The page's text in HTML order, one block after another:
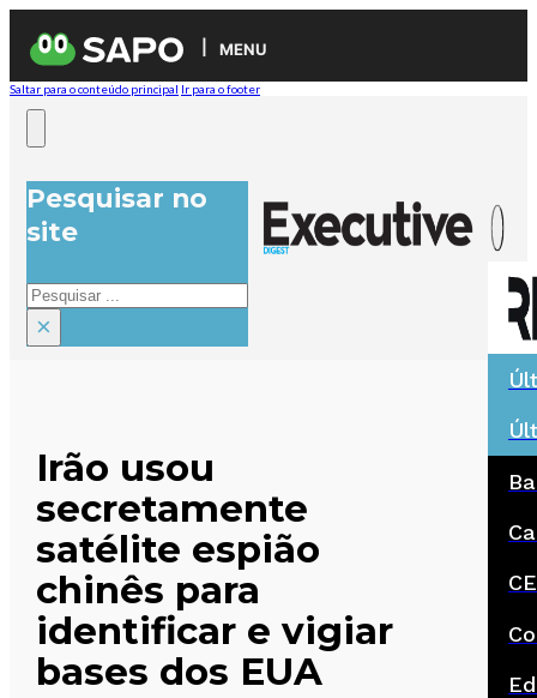
MENU
Saltar para o conteúdo principal Ir para o footer
Pesquisar no
site
Pesquisar
×
Irão usou
secretamente
satélite espião
chinês para
identificar e vigiar
bases dos EUA